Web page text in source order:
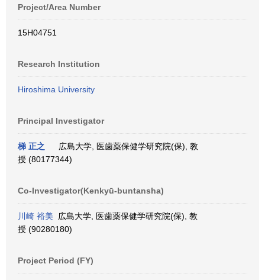
Project/Area Number
15H04751
Research Institution
Hiroshima University
Principal Investigator
梯 正之
広島大学, 医歯薬保健学研究院(保), 教
授 (80177344)
Co-Investigator(Kenkyū-buntansha)
川崎 裕美 広島大学, 医歯薬保健学研究院(保), 教
授 (90280180)
Project Period (FY)